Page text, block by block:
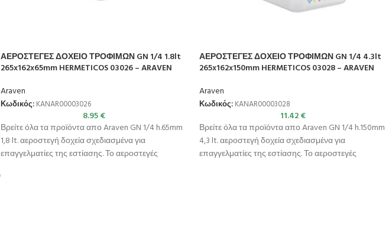
ΑΕΡΟΣΤΕΓΕΣ ΔΟΧΕΙΟ ΤΡΟΦΙΜΩΝ GN 1/4 1.8lt
265x162x65mm HERMETICOS 03026 – ARAVEN
Araven
Κωδικός: KANAR00003026
8.95€
Βρείτε όλα τα προϊόντα απο Araven GN 1/4 h.65mm
1,8 lt. αεροστεγή δοχεία σχεδιασμένα για
επαγγελματίες της εστίασης. Το αεροστεγές
ΑΕΡΟΣΤΕΓΕΣ ΔΟΧΕΙΟ ΤΡΟΦΙΜΩΝ GN 1/4 4.3lt
265x162x150mm HERMETICOS 03028 – ARAVEN
Araven
Κωδικός: KANAR00003028
11.42€
Βρείτε όλα τα προϊόντα απο Araven GN 1/4 h.150mm
4,3 lt. αεροστεγή δοχεία σχεδιασμένα για
επαγγελματίες της εστίασης. Το αεροστεγές